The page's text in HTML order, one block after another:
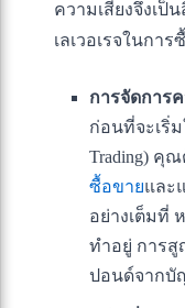
ความเสี่ยงจึงเป็
เลเวอเรจในการ
การจัดการค
ก่อนที่จะเริ่
Trading) คุ
ซื้อขายและ
อย่างเต็มที่
ทำอยู่ การสู
ปอนด์จากบั